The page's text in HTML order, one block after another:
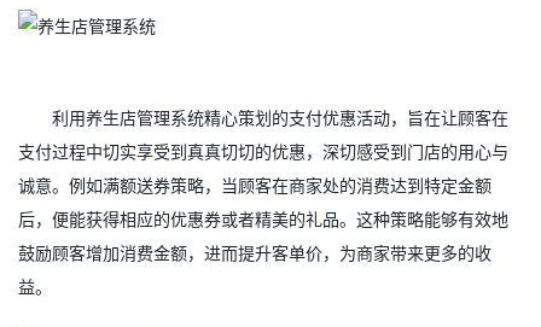
利用养生店管理系统精心策划的支付优惠活动，旨在让顾客在
支付过程中切实享受到真真切切的优惠，深切感受到门店的用心与
诚意。例如满额送券策略，当顾客在商家处的消费达到特定金额
后，便能获得相应的优惠券或者精美的礼品。这种策略能够有效地
鼓励顾客增加消费金额，进而提升客单价，为商家带来更多的收
益。